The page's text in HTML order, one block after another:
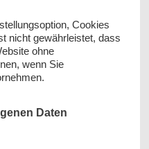
Cookies
nicht gewährleistet, dass
ohne
wenn Sie
Daten